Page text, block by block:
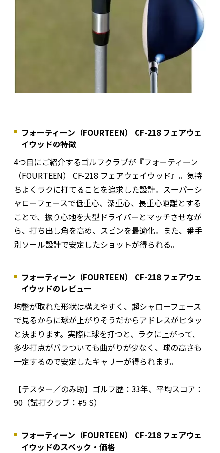
フォーティーン（FOURTEEN） CF-218 フェアウェ
イウッドの特徴
4つ目にご紹介するゴルフクラブが『フォーティーン
（FOURTEEN） CF-218 フェアウェイウッド』。気持
ちよくラクに打てることを追求した設計。スーパーシ
ャローフェースで低重心、深重心、長重心距離とする
ことで、振り心地を大型ドライバーとマッチさせなが
ら、打ち出し角を高め、スピンを最適化。また、番手
別ソール設計で安定したショットが得られる。
フォーティーン（FOURTEEN） CF-218 フェアウェ
イウッドのレビュー
均整が取れた形状は構えやすく、超シャローフェース
で見るからに球が上がりそうだからアドレスがピタッ
と決まります。実際に球を打つと、ラクに上がって、
多少打点がバラついても曲がりが少なく、球の高さも
一定するので安定したキャリーが得られます。
【テスター／のみ助】ゴルフ歴：33年、平均スコア：
90（試打クラブ：#5 S）
フォーティーン（FOURTEEN） CF-218 フェアウェ
イウッドのスペック・価格